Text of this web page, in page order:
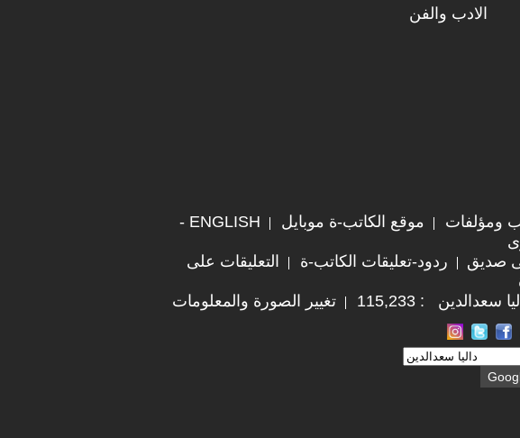
الادب والفن
ومؤلفات موقع الكاتب-ة موبايل
ENGLISH -
صديق ردود-تعليقات الكاتب-ة
التعليقات على
: 115,233
تغيير الصورة والمعلومات